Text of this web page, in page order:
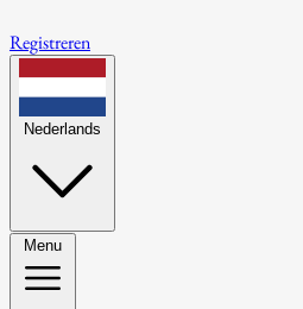
Registreren
Nederlands
Menu